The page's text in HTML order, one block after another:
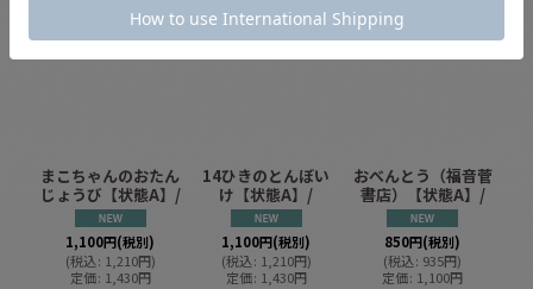
まこちゃんのおたん
じょうび【状態A】/
1,100円(税別)
(税込: 1,210円)
定価: 1,430円
14ひきのとんぼい
け【状態A】/
1,100円(税別)
(税込: 1,210円)
定価: 1,430円
おべんとう（福音菅
書店）【状態A】/
850円(税別)
(税込: 935円)
定価: 1,100円